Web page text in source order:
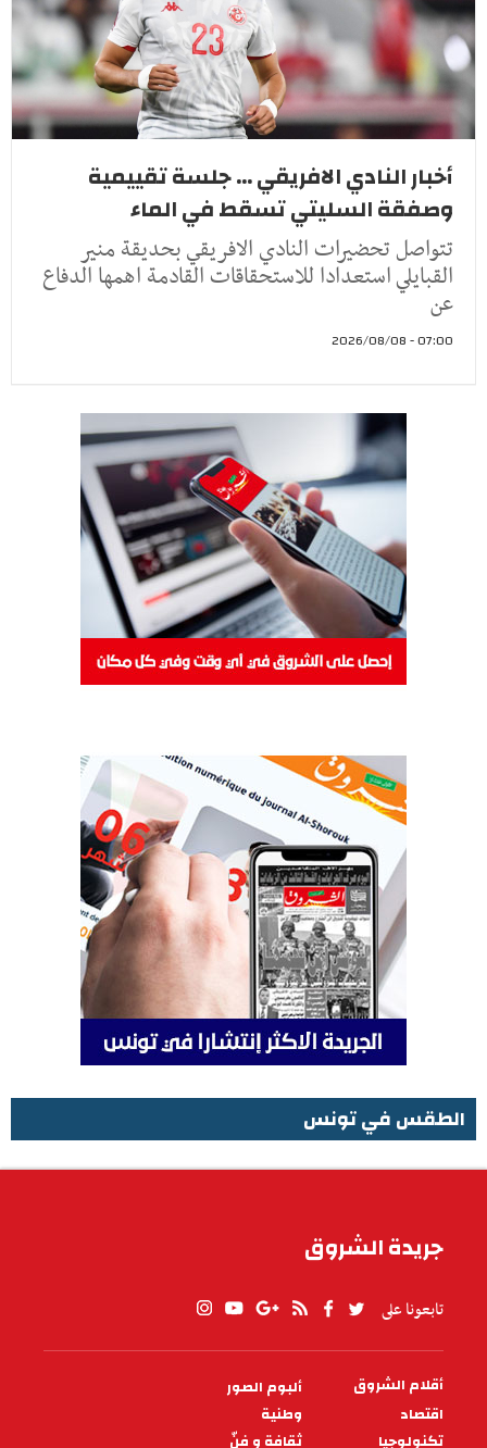
أخبار النادي الافريقي ... جلسة تقييمية
وصفقة السليتي تسقط في الماء
تتواصل تحضيرات النادي الافريقي بحديقة منير
القبايلي استعدادا للاستحقاقات القادمة اهمها الدفاع
عن
07:00 - 2026/08/08
الطقس في تونس
جريدة الشروق
تابعونا على
PIED
DE
PAGE
أقلام الشروق
ألبوم الصور
اقتصاد
وطنية
تكنولوجيا
ثقافة و فنّ